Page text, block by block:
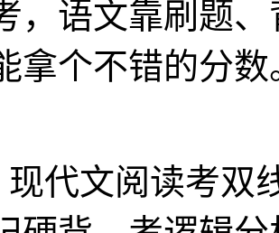
，语文靠刷题
拿个不错的分
现代文阅读考双